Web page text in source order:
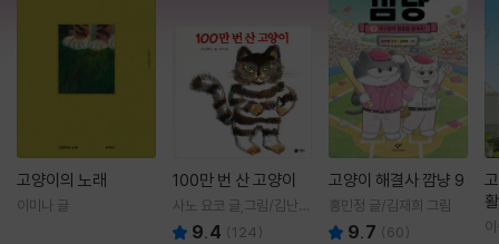
고양이의 노래
이미나 글
100만 번 산 고양이
사노 요코 글,그림/김난주
역 9.4 (124)
고양이 해결사 깜냥 9
홍민정 글/김재희 그림
9.7 (60)